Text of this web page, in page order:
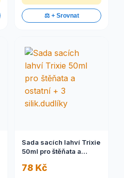
⚖️ + Srovnat
Sada sacích lahví Trixie
50ml pro štěňata a
78 Kč